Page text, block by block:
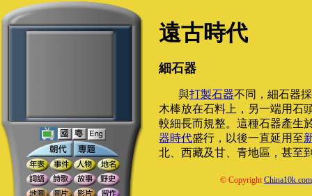
遠古時代
細石器
與打製石器不同，細石器
木棒放在石料上，另一端用石
較細長而規整。這種石器產生
器時代盛行，以後一直延用至
北、西藏及甘、青地區，甚至
© CopyrightChina10k.com